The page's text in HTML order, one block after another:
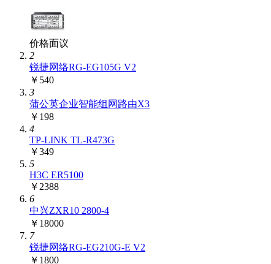
价格面议
2
锐捷网络RG-EG105G V2
￥540
3
蒲公英企业智能组网路由X3
￥198
4
TP-LINK TL-R473G
￥349
5
H3C ER5100
￥2388
6
中兴ZXR10 2800-4
￥18000
7
锐捷网络RG-EG210G-E V2
￥1800